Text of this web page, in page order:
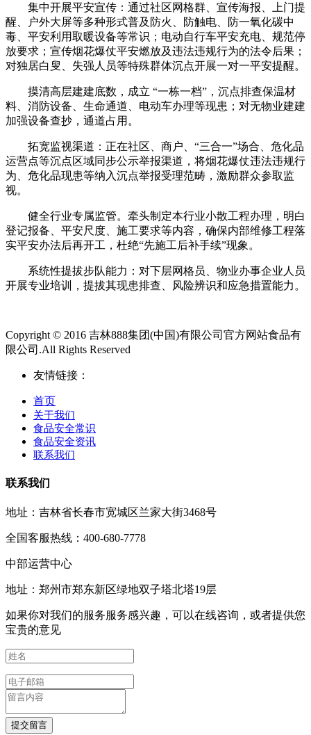
集中开展平安宣传：通过社区网格群、宣传海报、上门提
醒、户外大屏等多种形式普及防火、防触电、防一氧化碳中
毒、平安利用取暖设备等常识；电动自行车平安充电、规范停
放要求；宣传烟花爆仗平安燃放及违法违规行为的法令后果；
对独居白叟、失强人员等特殊群体沉点开展一对一平安提醒。
摸清高层建建底数，成立 “一栋一档”，沉点排查保温材
料、消防设备、生命通道、电动车办理等现患；对无物业建建
加强设备查抄，通道占用。
拓宽监视渠道：正在社区、商户、“三合一”场合、危化品
运营点等沉点区域同步公示举报渠道，将烟花爆仗违法违规行
为、危化品现患等纳入沉点举报受理范畴，激励群众参取监
视。
健全行业专属监管。牵头制定本行业小散工程办理，明白
登记报备、平安尺度、施工要求等内容，确保内部维修工程落
实平安办法后再开工，杜绝“先施工后补手续”现象。
系统性提拔步队能力：对下层网格员、物业办事企业人员
开展专业培训，提拔其现患排查、风险辨识和应急措置能力。
Copyright © 2016 吉林888集团(中国)有限公司官方网站食品有
限公司.All Rights Reserved
友情链接：
首页
关于我们
食品安全常识
食品安全资讯
联系我们
联系我们
地址：吉林省长春市宽城区兰家大街3468号
全国客服热线：400-680-7778
中部运营中心
地址：郑州市郑东新区绿地双子塔北塔19层
如果你对我们的服务服务感兴趣，可以在线咨询，或者提供您
宝贵的意见
提交留言